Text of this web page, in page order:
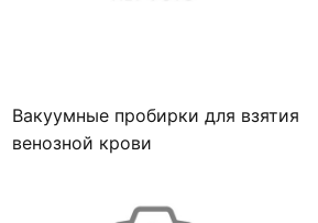
Вакуумные пробирки для взятия
венозной крови